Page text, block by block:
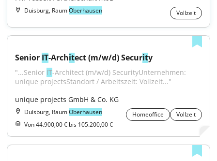
Duisburg, RaumOberhausen Vollzeit
Senior IT-Architect (m/w/d) Security
"...Senior IT-Architect (m/w/d) SecurityUnternehmen:
unique projectsStandort / Arbeitszeit: Vollzeit..."
unique projects GmbH & Co. KG
Duisburg, RaumOberhausen Homeoffice
Vollzeit
Von 44.900,00 € bis 105.200,00 €